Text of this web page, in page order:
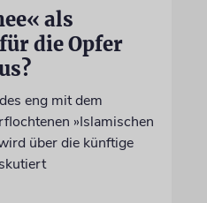
als
die Opfer
eng mit dem
»Islamischen
über die künftige